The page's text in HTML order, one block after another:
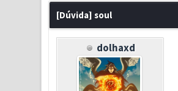
[Dúvida] soul
dolhaxd